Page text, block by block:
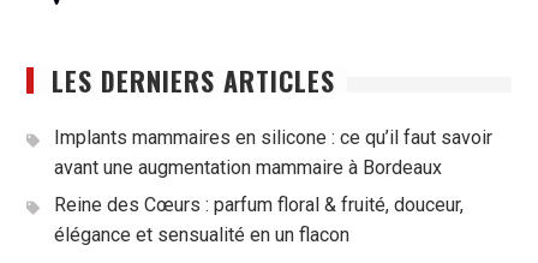
LES DERNIERS ARTICLES
Implants mammaires en silicone : ce qu’il faut savoir
avant une augmentation mammaire à Bordeaux
Reine des Cœurs : parfum floral & fruité, douceur,
élégance et sensualité en un flacon